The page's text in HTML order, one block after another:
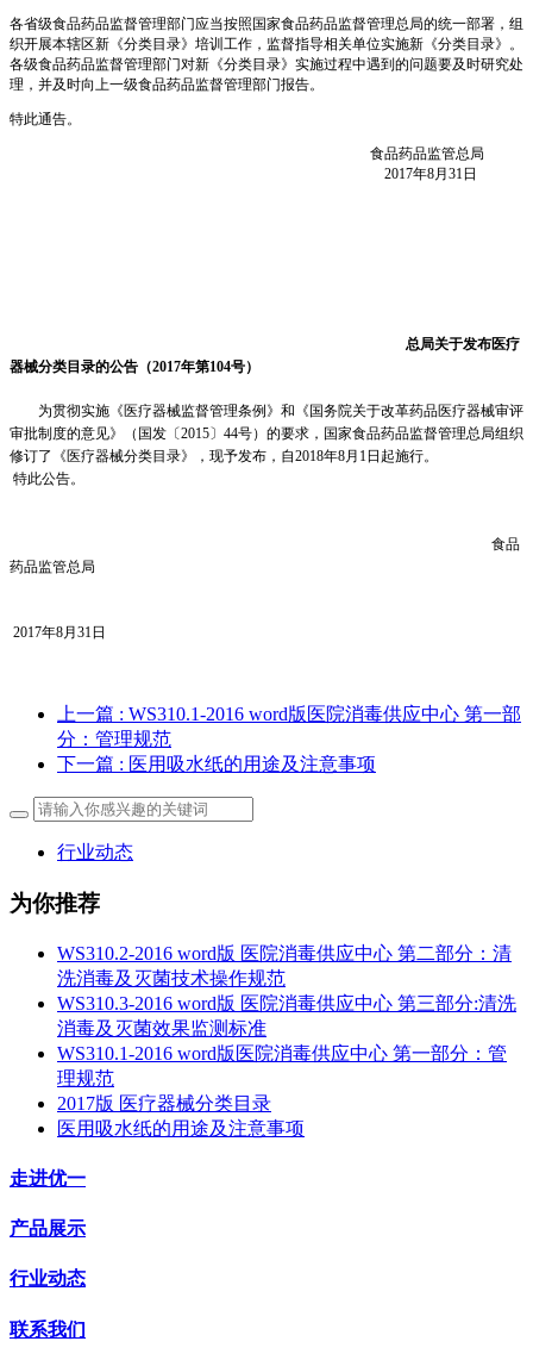
各省级食品药品监督管理部门应当按照国家食品药品监督管理总局的统一部署，组
织开展本辖区新《分类目录》培训工作，监督指导相关单位实施新《分类目录》。
各级食品药品监督管理部门对新《分类目录》实施过程中遇到的问题要及时研究处
理，并及时向上一级食品药品监督管理部门报告。
特此通告。
食品药品监管总局
2017年8月31日
总局关于发布医疗
器械分类目录的公告（2017年第104号）
为贯彻实施《医疗器械监督管理条例》和《国务院关于改革药品医疗器械审评
审批制度的意见》（国发〔2015〕44号）的要求，国家食品药品监督管理总局组织
修订了《医疗器械分类目录》，现予发布，自2018年8月1日起施行。
特此公告。
食品
药品监管总局
2017年8月31日
上一篇 : WS310.1-2016 word版医院消毒供应中心 第一部
分：管理规范
下一篇 : 医用吸水纸的用途及注意事项
行业动态
为你推荐
WS310.2-2016 word版 医院消毒供应中心 第二部分：清
洗消毒及灭菌技术操作规范
WS310.3-2016 word版 医院消毒供应中心 第三部分:清洗
消毒及灭菌效果监测标准
WS310.1-2016 word版医院消毒供应中心 第一部分：管
理规范
2017版 医疗器械分类目录
医用吸水纸的用途及注意事项
走进优一
产品展示
行业动态
联系我们